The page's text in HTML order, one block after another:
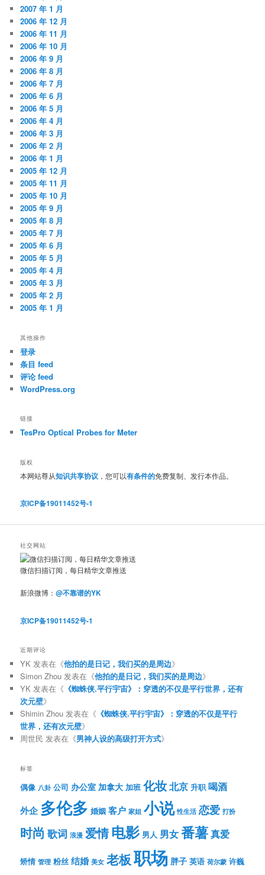
2007 年 1 月
2006 年 12 月
2006 年 11 月
2006 年 10 月
2006 年 9 月
2006 年 8 月
2006 年 7 月
2006 年 6 月
2006 年 5 月
2006 年 4 月
2006 年 3 月
2006 年 2 月
2006 年 1 月
2005 年 12 月
2005 年 11 月
2005 年 10 月
2005 年 9 月
2005 年 8 月
2005 年 7 月
2005 年 6 月
2005 年 5 月
2005 年 4 月
2005 年 3 月
2005 年 2 月
2005 年 1 月
其他操作
登录
条目 feed
评论 feed
WordPress.org
链接
TesPro Optical Probes for Meter
版权
本网站尊从知识共享协议 ，您可以有条件的免费复制、发行本作品。
京ICP备19011452号-1
社交网站
微信扫描订阅，每日精华文章推送
新浪微博：@不靠谱的YK
京ICP备19011452号-1
近期评论
YK 发表在《他拍的是日记，我们买的是周边》
Simon Zhou 发表在《他拍的是日记，我们买的是周边》
YK 发表在《 《蜘蛛侠.平行宇宙》：穿透的不仅是平行世界，还有
次元壁》
Shimin Zhou 发表在《 《蜘蛛侠.平行宇宙》：穿透的不仅是平行
世界，还有次元壁》
周世民 发表在《男神人设的高级打开方式》
标签
偶像 八卦 公司 办公室 加拿大 加班 化妆北京 升职 喝酒
外企 多伦多 婚姻 客户 家姐 小说 性生活 恋爱 打扮
时尚 歌词 浪漫 爱情电影 男人 男女番薯真爱
矫情 管理 粉丝 结婚 美女 老板职场 胖子 英语 荷尔蒙 许巍